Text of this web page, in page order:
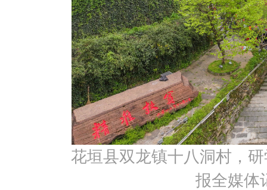
花垣县双龙镇十八洞村，
报全媒体